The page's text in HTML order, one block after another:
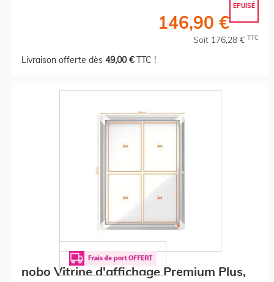
EPUISÉ
146,90 €
Soit 176,28 € TTC
Livraison offerte dès 49,00 €TTC !
nobo Vitrine d'affichage Premium Plus,